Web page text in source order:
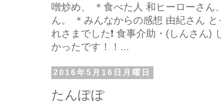
噌炒め、 ＊食べた人 和ヒーローさん
ん。 ＊みんなからの感想 由紀さん
れさまでした❗ 食事介助・(しんさん)
かったです！！...
2016年5月16日月曜日
たんぽぽ